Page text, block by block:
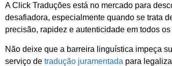
A Click Traduções está no mercado para
desafiadora, especialmente quando se trata
precisão, rapidez e autenticidade em todos
Não deixe que a barreira linguística impeça
serviço de tradução juramentada para